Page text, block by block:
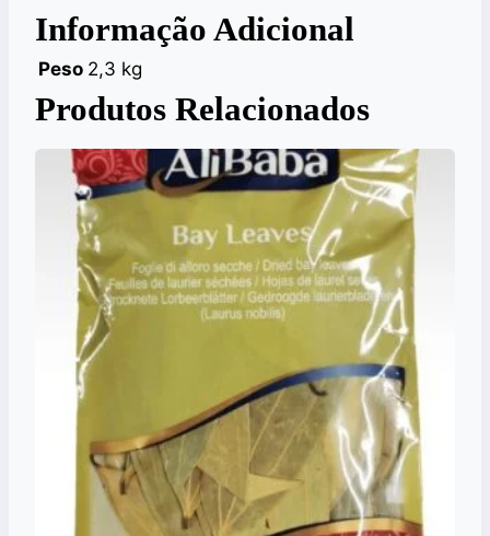
Informação Adicional
Peso 2,3 kg
Produtos Relacionados